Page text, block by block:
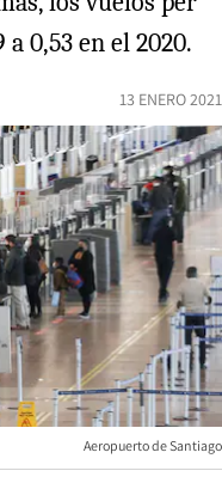
a 0,53 en el 2020.
13 ENERO 2021
Aeropuerto de Santiago